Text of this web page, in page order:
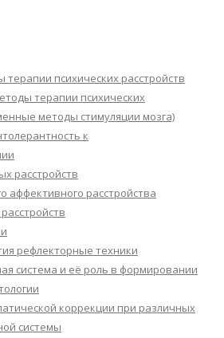
терапии психических расстройств
терапии психических
методы стимуляции мозга)
к
расстройств
аффективного расстройства
рефлекторные техники
система и её роль в формировании
коррекции при различных
системы